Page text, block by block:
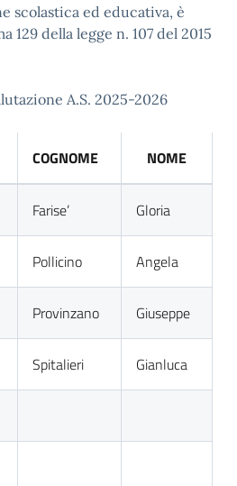
scolastica ed educativa, è
129 della legge n. 107 del 2015
A.S. 2025-2026
COGNOME NOME
Farise’ Gloria
Pollicino Angela
Provinzano Giuseppe
Spitalieri Gianluca